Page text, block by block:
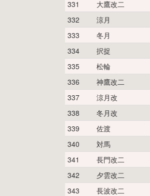
331
大鷹改二
332
涼月
333
冬月
334
択捉
335
松輪
336
神鷹改二
337
涼月改
338
冬月改
339
佐渡
340
対馬
341
長門改二
342
夕雲改二
343
長波改二